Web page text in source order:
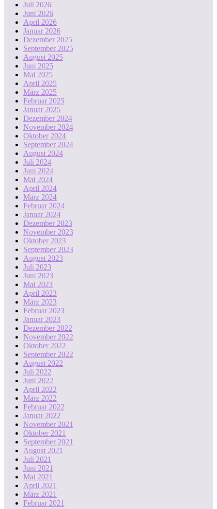
Juli 2026
Juni 2026
April 2026
Januar 2026
Dezember 2025
September 2025
August 2025
Juni 2025
Mai 2025
April 2025
März 2025
Februar 2025
Januar 2025
Dezember 2024
November 2024
Oktober 2024
September 2024
August 2024
Juli 2024
Juni 2024
Mai 2024
April 2024
März 2024
Februar 2024
Januar 2024
Dezember 2023
November 2023
Oktober 2023
September 2023
August 2023
Juli 2023
Juni 2023
Mai 2023
April 2023
März 2023
Februar 2023
Januar 2023
Dezember 2022
November 2022
Oktober 2022
September 2022
August 2022
Juli 2022
Juni 2022
April 2022
März 2022
Februar 2022
Januar 2022
November 2021
Oktober 2021
September 2021
August 2021
Juli 2021
Juni 2021
Mai 2021
April 2021
März 2021
Februar 2021